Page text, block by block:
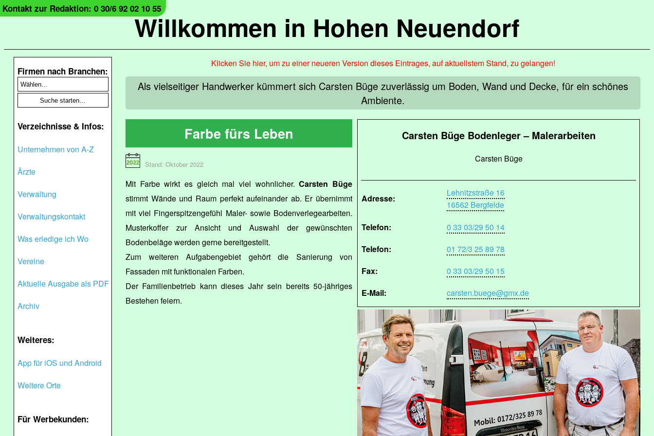
Willkommen in Hohen Neuendorf
Kontakt zur Redaktion: 0 30/6 92 02 10 55
Firmen nach Branchen:
Verzeichnisse & Infos:
Unternehmen von A-Z
Ärzte
Verwaltung
Verwaltungskontakt
Was erledige ich Wo
Vereine
Aktuelle Ausgabe als PDF
Archiv
Weiteres:
App für iOS und Android
Weitere Orte
Für Werbekunden:
Klicken Sie hier, um zu einer neueren Version dieses Eintrages, auf aktuellstem Stand, zu gelangen!
Als vielseitiger Handwerker kümmert sich Carsten Büge zuverlässig um Boden, Wand und Decke, für ein schönes
Ambiente.
Carsten Büge Bodenleger – Malerarbeiten
Carsten Büge
Adresse:
Lehnitzstraße 16
16562 Bergfelde
Telefon:
0 33 03/29 50 14
Telefon:
01 72/3 25 89 78
Fax:
0 33 03/29 50 15
E-Mail:
carsten.buege@gmx.de
Farbe fürs Leben
Stand: Oktober 2022
Mit Farbe wirkt es gleich mal viel wohnlicher.Carsten Büge
stimmt Wände und Raum perfekt aufeinander ab. Er übernimmt
mit viel Fingerspitzengefühl Maler- sowie Bodenverlegearbeiten.
Musterkoffer zur Ansicht und Auswahl der gewünschten
Bodenbeläge werden gerne bereitgestellt.
Zum weiteren Aufgabengebiet gehört die Sanierung von
Fassaden mit funktionalen Farben.
Der Familienbetrieb kann dieses Jahr sein bereits 50-jähriges
Bestehen feiern.